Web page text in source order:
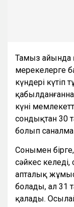
Тамыз айында
мерекелерге
күндері күтіп
күні
сондықтан 30
болып
Сонымен
сәйкес келеді,
апталық
болады, ал 31
қалады.